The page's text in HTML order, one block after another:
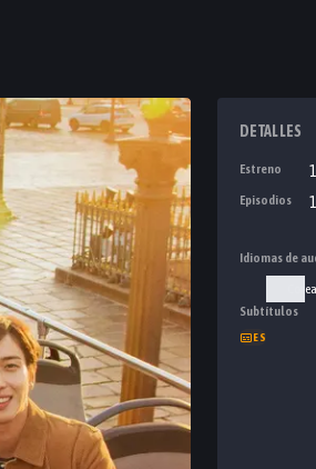
DETALLES
Estreno
Episodios
Idiomas de
Subtítulos
ES